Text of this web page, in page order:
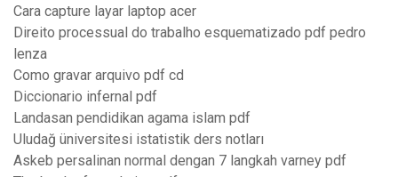
Cara capture layar laptop acer
Direito processual do trabalho esquematizado pdf pedro
lenza
Como gravar arquivo pdf cd
Diccionario infernal pdf
Landasan pendidikan agama islam pdf
Uludağ üniversitesi istatistik ders notları
Askeb persalinan normal dengan 7 langkah varney pdf